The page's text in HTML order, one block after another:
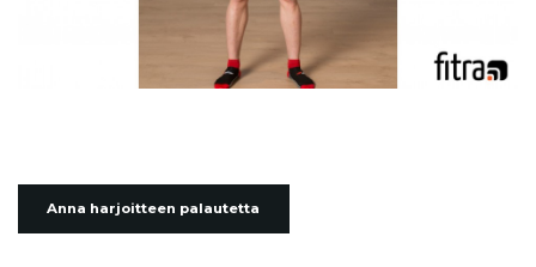
Anna harjoitteen palautetta